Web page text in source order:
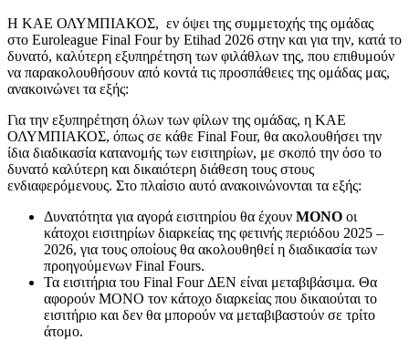
Η ΚΑΕ ΟΛΥΜΠΙΑΚΟΣ, εν όψει της συμμετοχής της ομάδας
στο Euroleague Final Four by Etihad 2026 στην και για την, κατά το
δυνατό, καλύτερη εξυπηρέτηση των φιλάθλων της, που επιθυμούν
να παρακολουθήσουν από κοντά τις προσπάθειες της ομάδας μας,
ανακοινώνει τα εξής:
Για την εξυπηρέτηση όλων των φίλων της ομάδας, η ΚΑΕ
ΟΛΥΜΠΙΑΚΟΣ, όπως σε κάθε Final Four, θα ακολουθήσει την
ίδια διαδικασία κατανομής των εισιτηρίων, με σκοπό την όσο το
δυνατό καλύτερη και δικαιότερη διάθεση τους στους
ενδιαφερόμενους. Στο πλαίσιο αυτό ανακοινώνονται τα εξής:
Δυνατότητα για αγορά εισιτηρίου θα έχουν ΜΟΝΟ οι
κάτοχοι εισιτηρίων διαρκείας της φετινής περιόδου 2025 –
2026, για τους οποίους θα ακολουθηθεί η διαδικασία των
προηγούμενων Final Fours.
Τα εισιτήρια του Final Four ΔΕΝ είναι μεταβιβάσιμα. Θα
αφορούν ΜΟΝΟ τον κάτοχο διαρκείας που δικαιούται το
εισιτήριο και δεν θα μπορούν να μεταβιβαστούν σε τρίτο
άτομο.